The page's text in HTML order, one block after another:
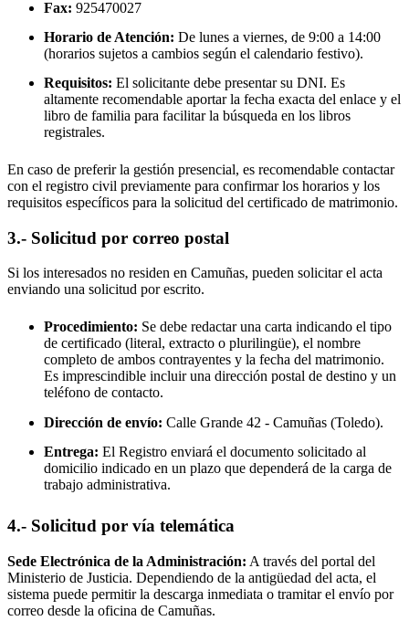
Fax: 925470027
Horario de Atención: De lunes a viernes, de 9:00 a 14:00
(horarios sujetos a cambios según el calendario festivo).
Requisitos: El solicitante debe presentar su DNI. Es
altamente recomendable aportar la fecha exacta del enlace y el
libro de familia para facilitar la búsqueda en los libros
registrales.
En caso de preferir la gestión presencial, es recomendable contactar
con el registro civil previamente para confirmar los horarios y los
requisitos específicos para la solicitud del certificado de matrimonio.
3.- Solicitud por correo postal
Si los interesados no residen en Camuñas, pueden solicitar el acta
enviando una solicitud por escrito.
Procedimiento: Se debe redactar una carta indicando el tipo
de certificado (literal, extracto o plurilingüe), el nombre
completo de ambos contrayentes y la fecha del matrimonio.
Es imprescindible incluir una dirección postal de destino y un
teléfono de contacto.
Dirección de envío: Calle Grande 42 - Camuñas (Toledo).
Entrega: El Registro enviará el documento solicitado al
domicilio indicado en un plazo que dependerá de la carga de
trabajo administrativa.
4.- Solicitud por vía telemática
Sede Electrónica de la Administración: A través del portal del
Ministerio de Justicia. Dependiendo de la antigüedad del acta, el
sistema puede permitir la descarga inmediata o tramitar el envío por
correo desde la oficina de Camuñas.